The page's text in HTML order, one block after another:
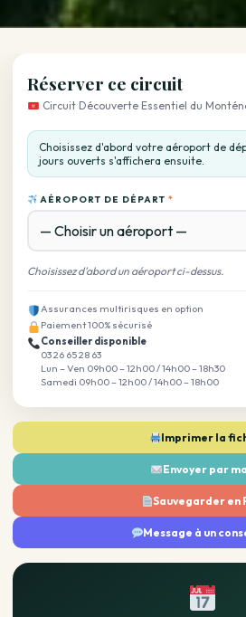
Réserver ce circuit
Circuit Découverte Essentiel du
Choisissez d'abord votre aéroport de
jours ouverts s'affichera ensuite.
AÉROPORT DE DÉPART*
Choisissez d'abord un aéroport ci-dessus.
Assurances multirisques en option
Paiement 100% sécurisé
Conseiller disponible
03 26 65 28 63
Lun – Ven 09h00 – 12h00 / 14h00 – 18h30
Samedi 09h00 – 12h00 / 14h00 – 18h00
Imprimer la
Envoyer par
Sauvegarder en
Message à un